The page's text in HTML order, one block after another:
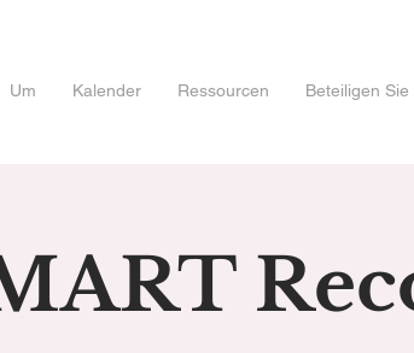
Um Kalender Ressourcen Beteiligen Sie